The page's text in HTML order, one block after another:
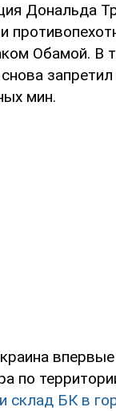
Дональда
Обамой. В
мин.
по
склад БК в